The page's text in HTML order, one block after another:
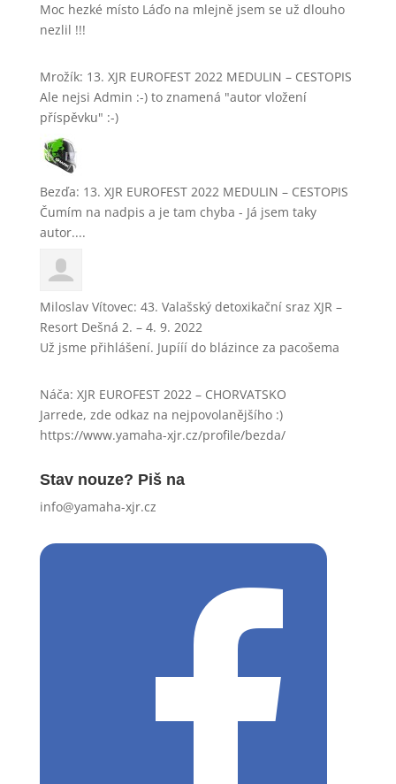
Moc hezké místo Láďo na mlejně jsem se už dlouho
nezlil !!!
Mrožík: 13. XJR EUROFEST 2022 MEDULIN – CESTOPIS
Ale nejsi Admin :-) to znamená "autor vložení
příspěvku" :-)
Bezďa: 13. XJR EUROFEST 2022 MEDULIN – CESTOPIS
Čumím na nadpis a je tam chyba - Já jsem taky
autor....
Miloslav Vítovec: 43. Valašský detoxikační sraz XJR –
Resort Dešná 2. – 4. 9. 2022
Už jsme přihlášení. Jupííí do blázince za pacošema
Náča: XJR EUROFEST 2022 – CHORVATSKO
Jarrede, zde odkaz na nejpovolanějšího :)
https://www.yamaha-xjr.cz/profile/bezda/
Stav nouze? Piš na
info@yamaha-xjr.cz